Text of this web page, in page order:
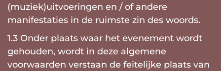
(muziek)uitvoeringen en / of andere
manifestaties in de ruimste zin des woords.
1.3 Onder plaats waar het evenement wordt
gehouden, wordt in deze algemene
voorwaarden verstaan de feitelijke plaats van